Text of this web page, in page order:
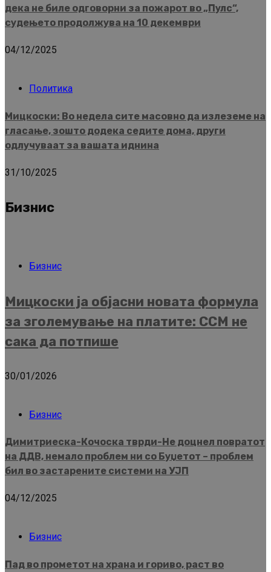
дека не биле одговорни за пожарот во „Пулс“,
судењето продолжува на 10 декември
04/12/2025
Политика
Мицкоски: Во недела сите масовно да излеземе на
гласање, зошто додека седите дома, други
одлучуваат за вашата иднина
31/10/2025
Бизнис
Бизнис
Мицкоски ја објасни новата формула
за зголемување на платите: ССМ не
сака да потпише
30/01/2026
Бизнис
Димитриеска-Кочоска тврди-Не доцнел повратот
на ДДВ, немало проблем ни со Буџетот – проблем
бил во застарените системи на УЈП
04/12/2025
Бизнис
Пад во прометот на храна и гориво, раст во